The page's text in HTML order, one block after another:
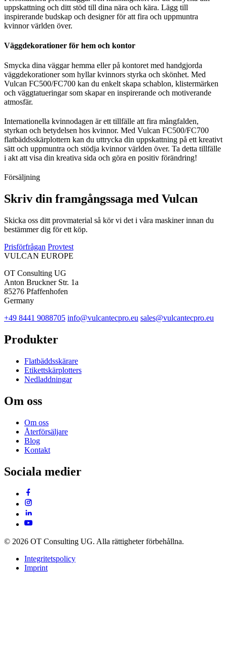
uppskattning och ditt stöd till dina nära och kära. Lägg till
inspirerande budskap och designer för att fira och uppmuntra
kvinnor världen över.
Väggdekorationer för hem och kontor
Smycka dina väggar hemma eller på kontoret med handgjorda
väggdekorationer som hyllar kvinnors styrka och skönhet. Med
Vulcan FC500/FC700 kan du enkelt skapa schablon, klistermärken
och väggtatueringar som skapar en inspirerande och motiverande
atmosfär.
Internationella kvinnodagen är ett tillfälle att fira mångfalden,
styrkan och betydelsen hos kvinnor. Med Vulcan FC500/FC700
flatbäddsskärplottern kan du uttrycka din uppskattning på ett kreativt
sätt och uppmuntra och stödja kvinnor världen över. Ta detta tillfälle
i akt att visa din kreativa sida och göra en positiv förändring!
Försäljning
Skriv din framgångssaga med Vulcan
Skicka oss ditt provmaterial så kör vi det i våra maskiner innan du
bestämmer dig för ett köp.
Prisförfrågan Provtest
VULCAN EUROPE
OT Consulting UG
Anton Bruckner Str. 1a
85276 Pfaffenhofen
Germany
+49 8441 9088705 info@vulcantecpro.eu sales@vulcantecpro.eu
Produkter
Flatbäddsskärare
Etikettskärplotters
Nedladdningar
Om oss
Om oss
Återförsäljare
Blog
Kontakt
Sociala medier
© 2026 OT Consulting UG. Alla rättigheter förbehållna.
Integritetspolicy
Imprint